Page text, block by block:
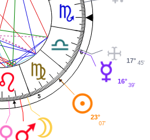
5
6
23°
07'
16°
39'
17° 45'